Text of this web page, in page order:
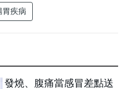
胃疾病
發燒、腹痛當感冒差點送